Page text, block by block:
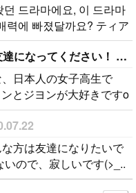
드라마에요, 이 드라마
력에 빠졌달까요? ティア
ラマです、 このドラマ
力に落ちて月のでしょT-araが好きな人、友達になってください！ Minami★
日本人の女子高生で
とジヨンが大好きですo
きな韓国の人がいたら、
い★ メール、手紙、プ
方は友達になりたいで
ので、寂しいです(>_..